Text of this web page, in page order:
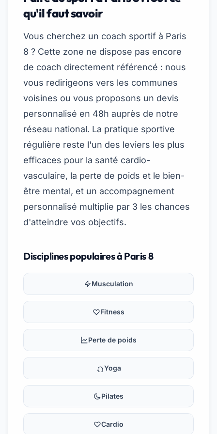
qu'il faut savoir
Vous cherchez un coach sportif à Paris
8 ? Cette zone ne dispose pas encore
de coach directement référencé : nous
vous redirigeons vers les communes
voisines ou vous proposons un devis
personnalisé en 48h auprès de notre
réseau national. La pratique sportive
régulière reste l'un des leviers les plus
efficaces pour la santé cardio-
vasculaire, la perte de poids et le bien-
être mental, et un accompagnement
personnalisé multiplie par 3 les chances
d'atteindre vos objectifs.
Disciplines populaires à Paris 8
Musculation
Fitness
Perte de poids
Yoga
Pilates
Cardio